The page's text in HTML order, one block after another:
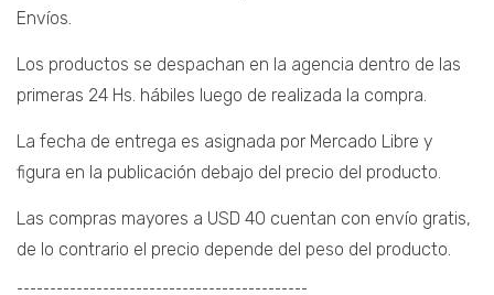
Envíos.
Los productos se despachan en la agencia dentro de las
primeras 24 Hs. hábiles luego de realizada la compra.
La fecha de entrega es asignada por Mercado Libre y
figura en la publicación debajo del precio del producto.
Las compras mayores a USD 40 cuentan con envío gratis,
de lo contrario el precio depende del peso del producto.